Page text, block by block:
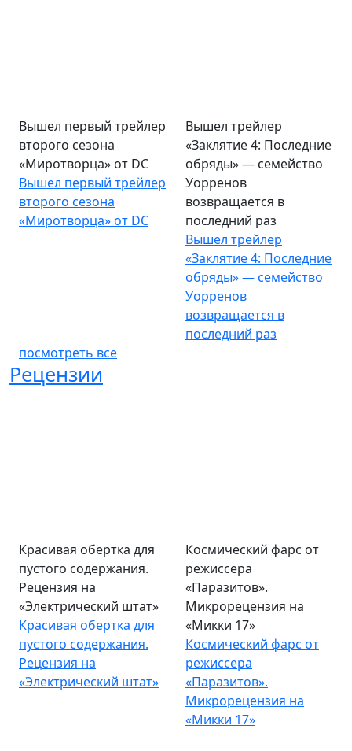
Вышел первый трейлер
второго сезона
«Миротворца» от DC
Вышел первый трейлер
второго сезона
«Миротворца» от DC
Вышел трейлер
«Заклятие 4: Последние
обряды» — семейство
Уорренов
возвращается в
последний раз
Вышел трейлер
«Заклятие 4: Последние
обряды» — семейство
Уорренов
возвращается в
последний раз
посмотреть все
Рецензии
Красивая обертка для
пустого содержания.
Рецензия на
«Электрический штат»
Красивая обертка для
пустого содержания.
Рецензия на
«Электрический штат»
Космический фарс от
режиссера
«Паразитов».
Микрорецензия на
«Микки 17»
Космический фарс от
режиссера
«Паразитов».
Микрорецензия на
«Микки 17»